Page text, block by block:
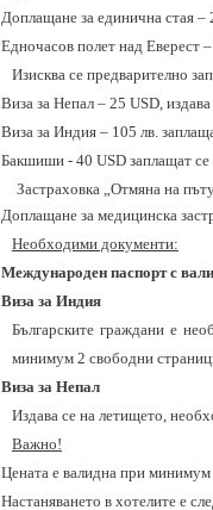
Доплащане за единична стая –
Едночасов полет над Еверест
Изисква се предварително
Виза за Непал – 25USD ,
Виза за Индия – 105 лв.
Бакшиши - 40 USD заплащат се
Застраховка „Отмяна на
Доплащане за медицинска
Необходими документи:
Международен паспорт с
Виза за Индия
Българските граждани е
минимум 2 свободни
Виза за Непал
Издава се на летището,
Важно!
Цената е валидна при минимум
Настаняването в хотелите е